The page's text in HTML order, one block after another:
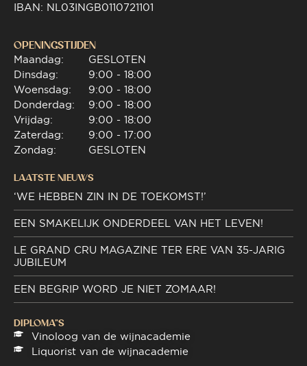
IBAN: NL03INGB0110721101
OPENINGSTIJDEN
Maandag:
Dinsdag:
Woensdag:
Donderdag:
Vrijdag:
Zaterdag:
Zondag:
GESLOTEN
9:00 - 18:00
9:00 - 18:00
9:00 - 18:00
9:00 - 18:00
9:00 - 17:00
GESLOTEN
LAATSTE NIEUWS
‘WE HEBBEN ZIN IN DE TOEKOMST!’
EEN SMAKELIJK ONDERDEEL VAN HET LEVEN!
LE GRAND CRU MAGAZINE TER ERE VAN 35-JARIG
JUBILEUM
EEN BEGRIP WORD JE NIET ZOMAAR!
DIPLOMA"S
Vinoloog van de wijnacademie
Liquorist van de wijnacademie